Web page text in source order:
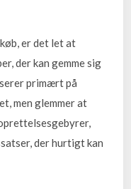
er det let at
der kan gemme sig
primært på
men glemmer at
der hurtigt kan